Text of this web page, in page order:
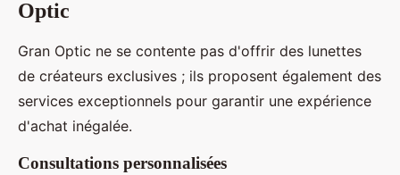
Optic
Gran Optic ne se contente pas d'offrir des lunettes
de créateurs exclusives ; ils proposent également des
services exceptionnels pour garantir une expérience
d'achat inégalée.
Consultations personnalisées